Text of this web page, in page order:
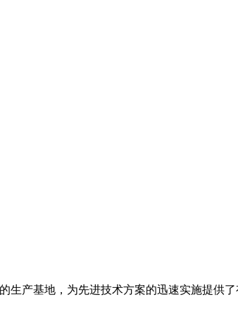
产基地，为先进技术方案的迅速实施提供了